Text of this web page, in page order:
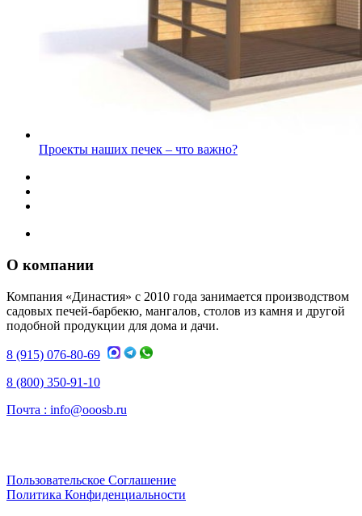
Проекты наших печек – что важно?
О компании
Компания «Династия» с 2010 года занимается производством
садовых печей-барбекю, мангалов, столов из камня и другой
подобной продукции для дома и дачи.
8 (915) 076-80-69
8 (800) 350-91-10
Почта : info@ooosb.ru
Пользовательское Соглашение
Политика Конфиденциальности